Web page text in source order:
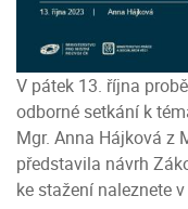
V pátek 13. října
odborné setkání k
Mgr. Anna Hájková z
představila návrh
ke stažení naleznete